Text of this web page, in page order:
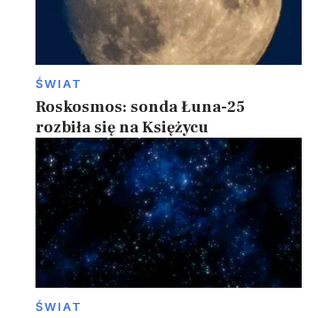
ŚWIAT
Roskosmos: sonda Łuna-25
rozbiła się na Księżycu
ŚWIAT